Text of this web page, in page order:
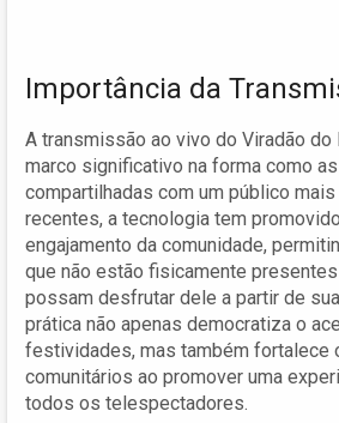
Importância da
A transmissão ao vivo do Viradão do
marco significativo na forma como
compartilhadas com um público
recentes, a tecnologia tem
engajamento da comunidade,
que não estão fisicamente
possam desfrutar dele a partir de
prática não apenas democratiza o
festividades, mas também fortalece
comunitários ao promover uma
todos os telespectadores.